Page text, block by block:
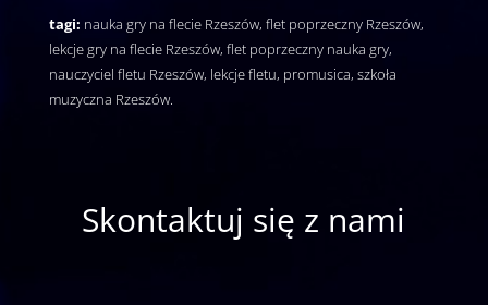
tagi: nauka gry na flecie Rzeszów, flet poprzeczny Rzeszów,
lekcje gry na flecie Rzeszów, flet poprzeczny nauka gry,
nauczyciel fletu Rzeszów, lekcje fletu, promusica, szkoła
muzyczna Rzeszów.
Skontaktuj się z nami